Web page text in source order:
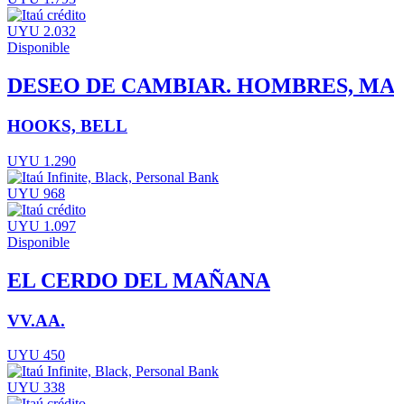
UYU 2.032
Disponible
DESEO DE CAMBIAR. HOMBRES,
HOOKS, BELL
UYU 1.290
UYU 968
UYU 1.097
Disponible
EL CERDO DEL MAÑANA
VV.AA.
UYU 450
UYU 338